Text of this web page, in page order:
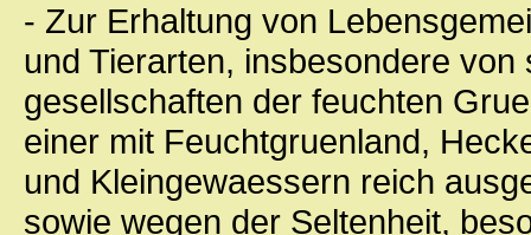
- Zur Erhaltung von
und Tierarten, insbesondere
gesellschaften der feuchten
einer mit Feuchtgruenland,
und Kleingewaessern reich
sowie wegen der Seltenheit,